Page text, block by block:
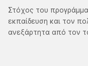
Στόχος του
εκπαίδευση και τον
ανεξάρτητα από τον